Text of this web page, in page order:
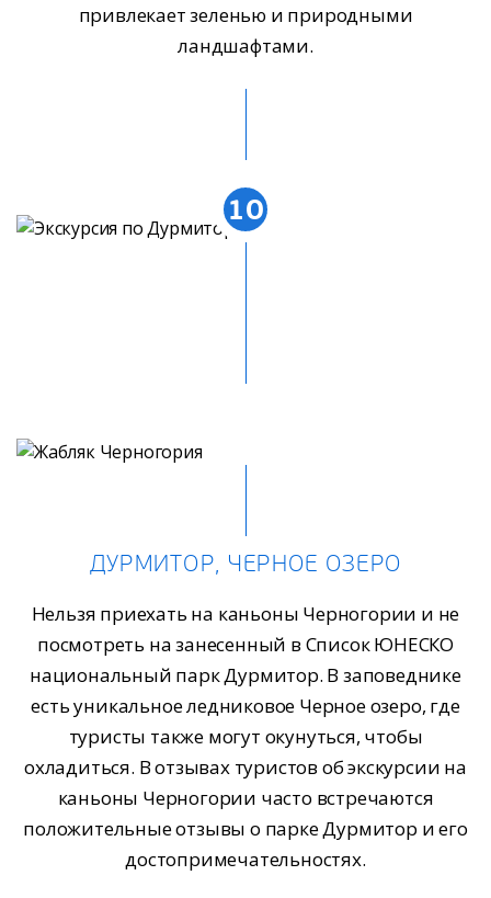
привлекает зеленью и природными
ландшафтами.
10
ДУРМИТОР, ЧЕРНОЕ ОЗЕРО
Нельзя приехать на каньоны Черногории и не
посмотреть на занесенный в Список ЮНЕСКО
национальный парк Дурмитор. В заповеднике
есть уникальное ледниковое Черное озеро, где
туристы также могут окунуться, чтобы
охладиться. В отзывах туристов об экскурсии на
каньоны Черногории часто встречаются
положительные отзывы о парке Дурмитор и его
достопримечательностях.